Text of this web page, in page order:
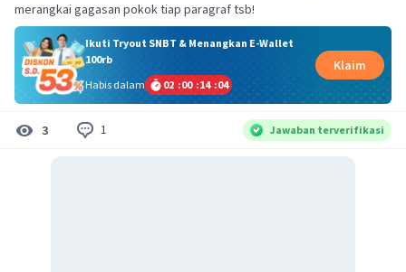
merangkai gagasan pokok tiap paragraf tsb!
Ikuti Tryout SNBT & Menangkan E-Wallet
100rb
Habis dalam
02 :00 :14 :04
Klaim
3 1 Jawaban terverifikasi